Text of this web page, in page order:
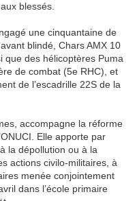
blessés.
une cinquantaine de
blindé, Chars AMX 10
des hélicoptères Puma
de combat (5e RHC), et
de l’escadrille 22S de la
accompagne la réforme
Elle apporte par
la dépollution ou à la
actions civilo-militaires, à
menée conjointement
dans l’école primaire